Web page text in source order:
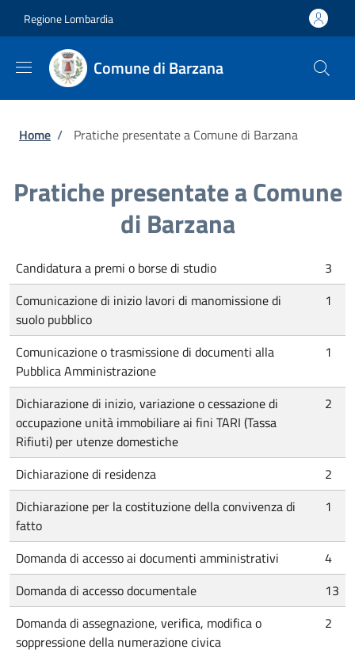
Regione Lombardia
Comune di Barzana
Briciole di pane
Home / Pratiche presentate a Comune di Barzana
Pratiche presentate a Comune
di Barzana
Candidatura a premi o borse di studio
3
Comunicazione di inizio lavori di manomissione di
suolo pubblico
1
Comunicazione o trasmissione di documenti alla
Pubblica Amministrazione
1
Dichiarazione di inizio, variazione o cessazione di
occupazione unità immobiliare ai fini TARI (Tassa
Rifiuti) per utenze domestiche
2
Dichiarazione di residenza
2
Dichiarazione per la costituzione della convivenza di
fatto
1
Domanda di accesso ai documenti amministrativi
4
Domanda di accesso documentale
13
Domanda di assegnazione, verifica, modifica o
soppressione della numerazione civica
2